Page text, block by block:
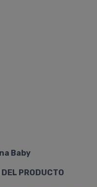
Baby
PRODUCTO